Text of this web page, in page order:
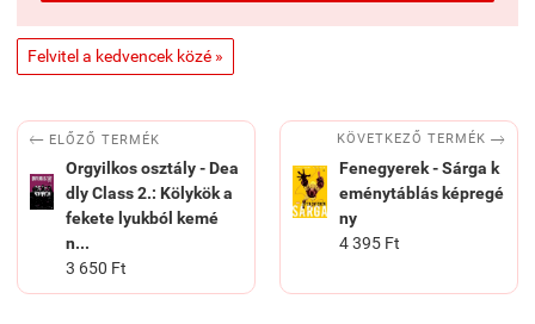
Felvitel a kedvencek közé »
 ELŐZŐ TERMÉK
Orgyilkos osztály - Dea
dly Class 2.: Kölykök a
fekete lyukból kemé
n...
3 650 Ft
KÖVETKEZŐ TERMÉK 
Fenegyerek - Sárga k
eménytáblás képregé
ny
4 395 Ft